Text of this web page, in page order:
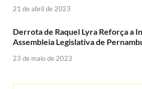
21 de abril de 2023
Derrota de Raquel Lyra Reforça a
Assembleia Legislativa de
23 de maio de 2023